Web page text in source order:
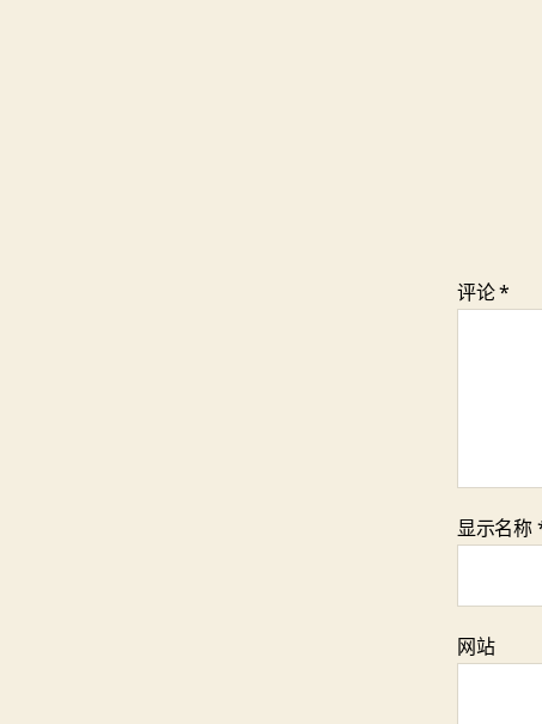
评论*
显示名称
网站